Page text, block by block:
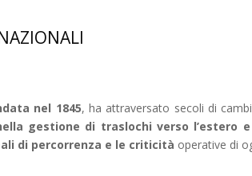
nel 1845, ha attraversato secoli di
gestione di traslochi verso l’estero
di percorrenza e le criticità operative di